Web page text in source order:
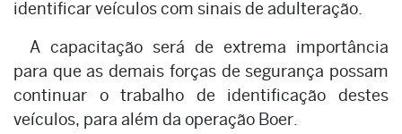
identificar veículos com sinais de adulteração.
A capacitação será de extrema importância
para que as demais forças de segurança possam
continuar o trabalho de identificação destes
veículos, para além da operação Boer.